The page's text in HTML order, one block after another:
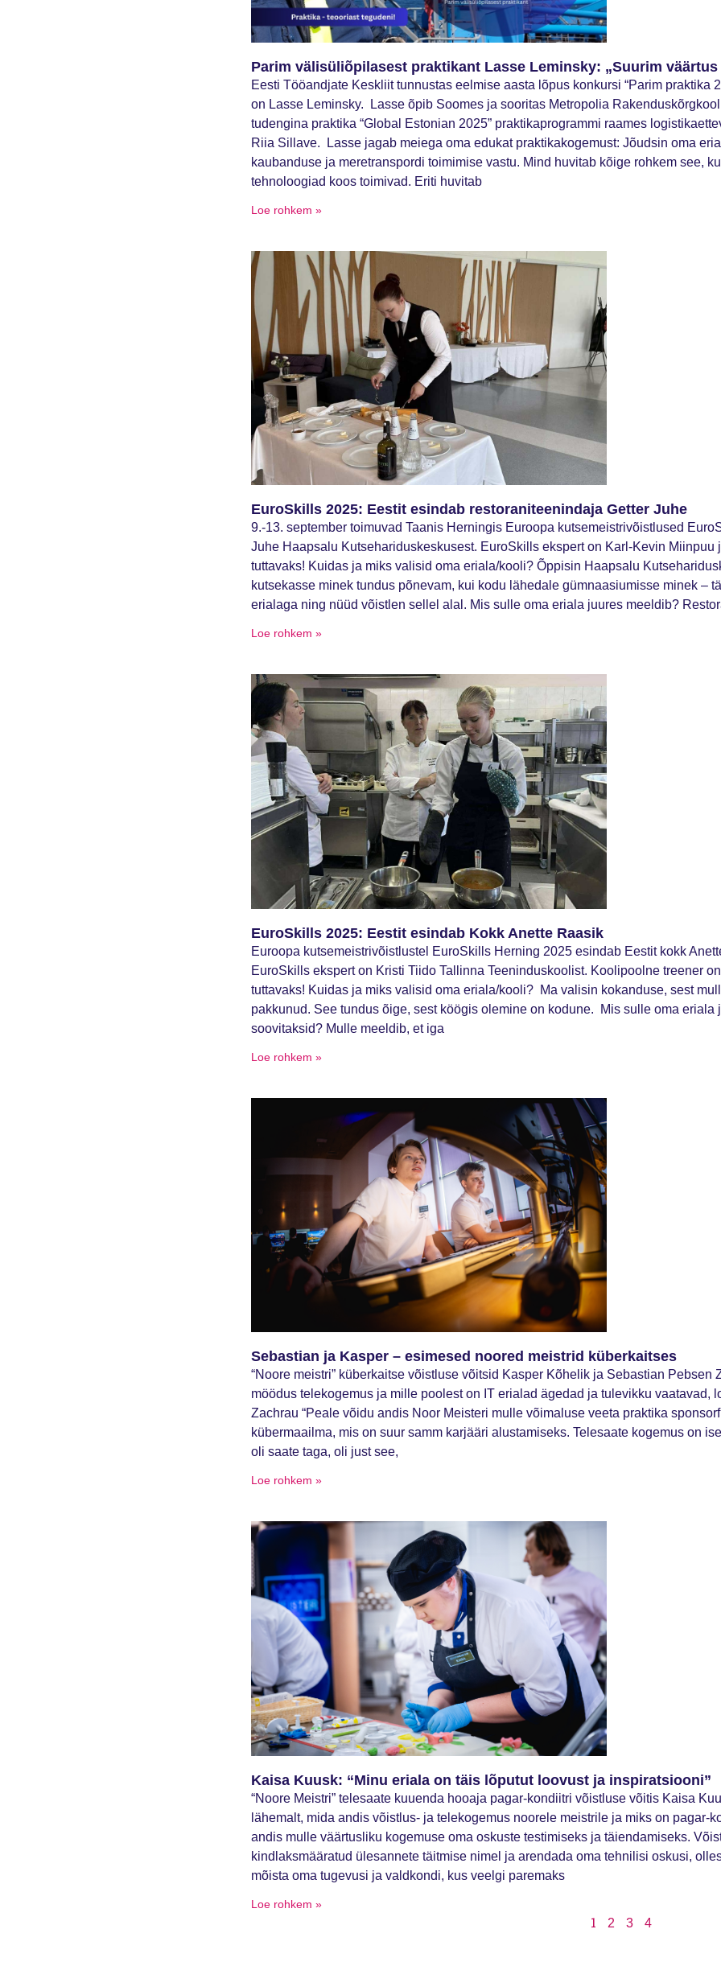
Parim välisüliõpilasest praktikant Lasse Leminsky: „Suurim
Eesti Tööandjate Keskliit tunnustas eelmise aasta lõpus konkursi “Parim praktika
on Lasse Leminsky. Lasse õpib Soomes ja sooritas Metropolia
tudengina praktika “Global Estonian 2025” praktikaprogrammi raames
Riia Sillave. Lasse jagab meiega oma edukat praktikakogemust: Jõudsin oma
kaubanduse ja meretranspordi toimimise vastu. Mind huvitab kõige rohkem see,
tehnoloogiad koos toimivad. Eriti huvitab
Loe rohkem »
EuroSkills 2025: Eestit esindab restoraniteenindaja Getter Juhe
9.-13. september toimuvad Taanis Herningis Euroopa kutsemeistrivõistlused
Juhe Haapsalu Kutsehariduskeskusest. EuroSkills ekspert on Karl-Kevin Miinpuu
tuttavaks! Kuidas ja miks valisid oma eriala/kooli? Õppisin Haapsalu
kutsekasse minek tundus põnevam, kui kodu lähedale gümnaasiumisse minek –
erialaga ning nüüd võistlen sellel alal. Mis sulle oma eriala juures meeldib?
Loe rohkem »
EuroSkills 2025: Eestit esindab Kokk Anette Raasik
Euroopa kutsemeistrivõistlustel EuroSkills Herning 2025 esindab Eestit kokk
EuroSkills ekspert on Kristi Tiido Tallinna Teeninduskoolist. Koolipoolne treener
tuttavaks! Kuidas ja miks valisid oma eriala/kooli? Ma valisin kokanduse, sest
pakkunud. See tundus õige, sest köögis olemine on kodune. Mis sulle oma
soovitaksid? Mulle meeldib, et iga
Loe rohkem »
Sebastian ja Kasper – esimesed noored meistrid küberkaitses
“Noore meistri” küberkaitse võistluse võitsid Kasper Kõhelik ja Sebastian
möödus telekogemus ja mille poolest on IT erialad ägedad ja tulevikku vaatavad,
Zachrau “Peale võidu andis Noor Meisteri mulle võimaluse veeta praktika
kübermaailma, mis on suur samm karjääri alustamiseks. Telesaate kogemus on
oli saate taga, oli just see,
Loe rohkem »
Kaisa Kuusk: “Minu eriala on täis lõputut loovust ja inspiratsiooni”
“Noore Meistri” telesaate kuuenda hooaja pagar-kondiitri võistluse võitis Kaisa
lähemalt, mida andis võistlus- ja telekogemus noorele meistrile ja miks on pagar-
andis mulle väärtusliku kogemuse oma oskuste testimiseks ja täiendamiseks.
kindlaksmääratud ülesannete täitmise nimel ja arendada oma tehnilisi oskusi,
mõista oma tugevusi ja valdkondi, kus veelgi paremaks
Loe rohkem »
1 2 3 4